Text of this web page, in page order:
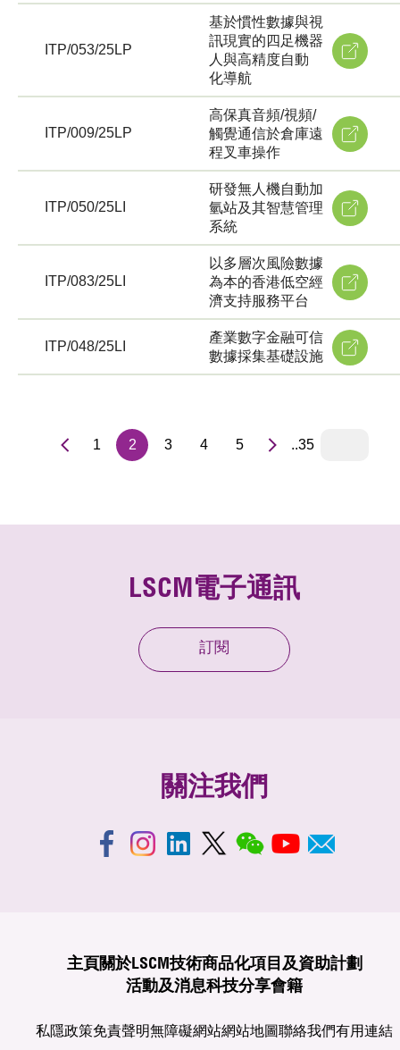
ITP/053/25LP
基於慣性數據與視
訊現實的四足機器
人與高精度自動
化導航
ITP/009/25LP
高保真音頻/視頻/
觸覺通信於倉庫遠
程叉車操作
ITP/050/25LI
研發無人機自動加
氫站及其智慧管理
系統
ITP/083/25LI
以多層次風險數據
為本的香港低空經
濟支持服務平台
ITP/048/25LI
產業數字金融可信
數據採集基礎設施
1 2 3 4 5 ..35
LSCM電子通訊
訂閱
關注我們
主頁 關於LSCM技術商品化項目及資助計劃
活動及消息科技分享會籍
私隱政策免責聲明無障礙網站網站地圖聯絡我們有用連結